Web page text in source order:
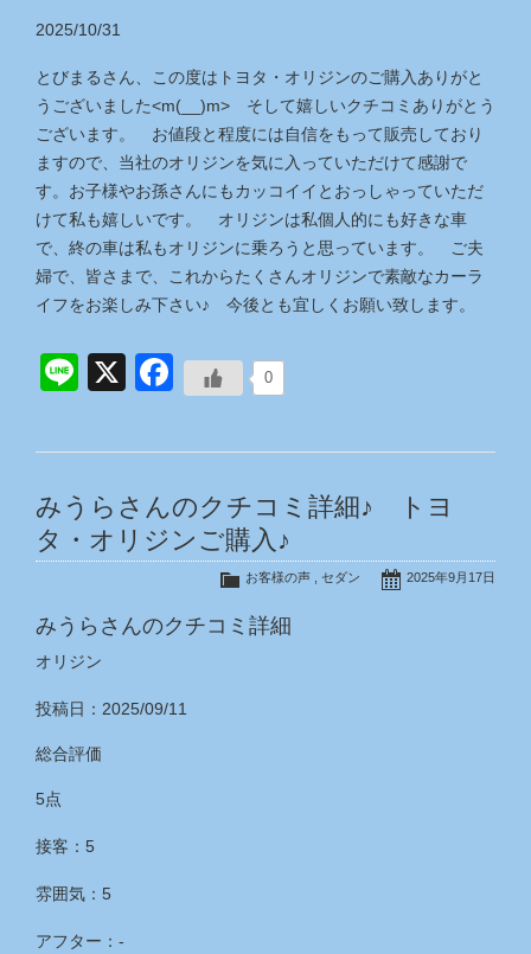
2025/10/31
とびまるさん、この度はトヨタ・オリジンのご購入ありがと
うございました<m(__)m> そして嬉しいクチコミありがとう
ございます。 お値段と程度には自信をもって販売しており
ますので、当社のオリジンを気に入っていただけて感謝で
す。お子様やお孫さんにもカッコイイとおっしゃっていただ
けて私も嬉しいです。 オリジンは私個人的にも好きな車
で、終の車は私もオリジンに乗ろうと思っています。 ご夫
婦で、皆さまで、これからたくさんオリジンで素敵なカーラ
イフをお楽しみ下さい♪ 今後とも宜しくお願い致します。
0
Line
X Facebook
みうらさんのクチコミ詳細♪ トヨ
タ・オリジンご購入♪
2025年9月17日
お客様の声 セダン
みうらさんのクチコミ詳細
オリジン
投稿日：2025/09/11
総合評価
5点
接客：5
雰囲気：5
アフター：‐